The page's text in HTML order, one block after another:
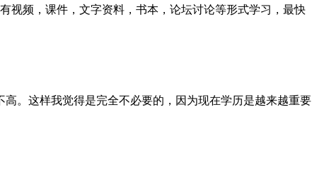
有视频，课件，文字资料，书本，论坛讨论等形式学习，最快
。这样我觉得是完全不必要的，因为现在学历是越来越重要